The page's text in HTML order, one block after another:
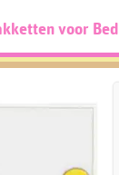
voor